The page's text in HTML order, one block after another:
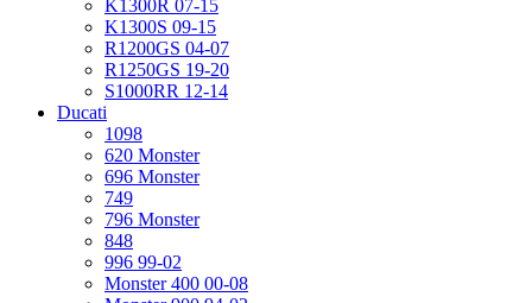
K1300R 07-15
K1300S 09-15
R1200GS 04-07
R1250GS 19-20
S1000RR 12-14
Ducati
1098
620 Monster
696 Monster
749
796 Monster
848
996 99-02
Monster 400 00-08